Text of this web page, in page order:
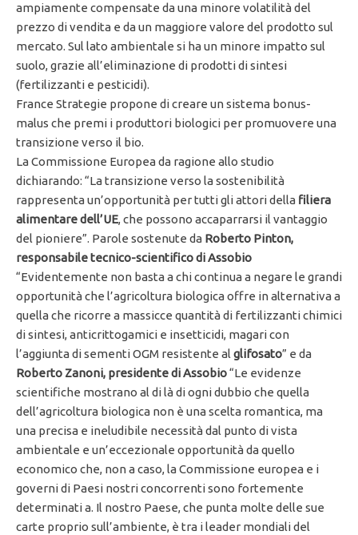
ampiamente compensate da una minore volatilità del
prezzo di vendita e da un maggiore valore del prodotto sul
mercato. Sul lato ambientale si ha un minore impatto sul
suolo, grazie all’eliminazione di prodotti di sintesi
(fertilizzanti e pesticidi).
France Strategie propone di creare un sistema bonus-
malus che premi i produttori biologici per promuovere una
transizione verso il bio.
La Commissione Europea da ragione allo studio
dichiarando: “La transizione verso la sostenibilità
rappresenta un’opportunità per tutti gli attori della filiera
alimentare dell’UE, che possono accaparrarsi il vantaggio
del pioniere”. Parole sostenute da Roberto Pinton,
responsabile tecnico-scientifico di Assobio
“Evidentemente non basta a chi continua a negare le grandi
opportunità che l’agricoltura biologica offre in alternativa a
quella che ricorre a massicce quantità di fertilizzanti chimici
di sintesi, anticrittogamici e insetticidi, magari con
l’aggiunta di sementi OGM resistente al glifosato” e da
Roberto Zanoni, presidente di Assobio“Le evidenze
scientifiche mostrano al di là di ogni dubbio che quella
dell’agricoltura biologica non è una scelta romantica, ma
una precisa e ineludibile necessità dal punto di vista
ambientale e un’eccezionale opportunità da quello
economico che, non a caso, la Commissione europea e i
governi di Paesi nostri concorrenti sono fortemente
determinati a. Il nostro Paese, che punta molte delle sue
carte proprio sull’ambiente, è tra i leader mondiali del